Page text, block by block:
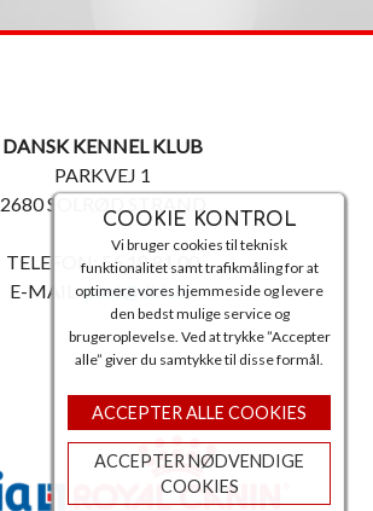
COOKIE KONTROL
Vi bruger cookies til teknisk
funktionalitet samt trafikmåling for at
optimere vores hjemmeside og levere
den bedst mulige service og
brugeroplevelse. Ved at trykke ”Accepter
alle” giver du samtykke til disse formål.
ACCEPTER ALLE COOKIES
ACCEPTER NØDVENDIGE
COOKIES
DANSK KENNEL KLUB
PARKVEJ 1
2680 SOLRØD STRAND
TELEFON: 56 18 81 00
E-MAIL:post@dkk.dk